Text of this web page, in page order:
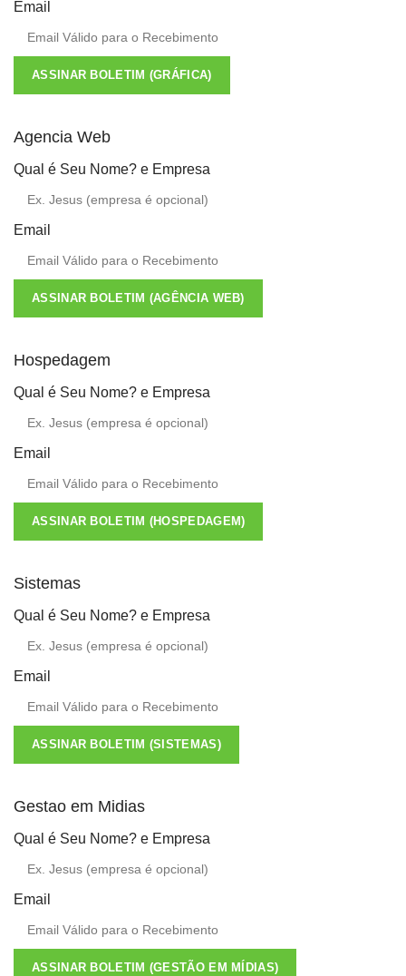
Email
ASSINAR BOLETIM (GRÁFICA)
Agencia Web
Qual é Seu Nome? e Empresa
Email
ASSINAR BOLETIM (AGÊNCIA WEB)
Hospedagem
Qual é Seu Nome? e Empresa
Email
ASSINAR BOLETIM (HOSPEDAGEM)
Sistemas
Qual é Seu Nome? e Empresa
Email
ASSINAR BOLETIM (SISTEMAS)
Gestao em Midias
Qual é Seu Nome? e Empresa
Email
ASSINAR BOLETIM (GESTÃO EM MÍDIAS)